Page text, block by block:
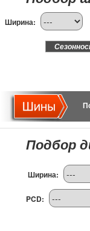
Ширина:
Подбор
Ширина:
PCD: